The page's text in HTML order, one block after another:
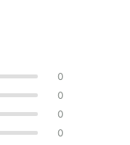
0
0
0
0